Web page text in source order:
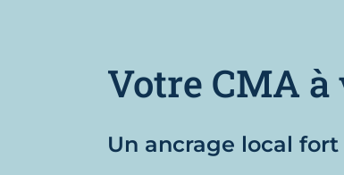
Votre CMA à
Un ancrage local fort